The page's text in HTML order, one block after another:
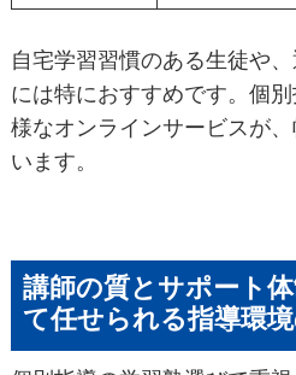
自宅学習習慣のある生徒や
には特におすすめです。個
様なオンラインサービスが
います。
講師の質とサポート
て任せられる指導環